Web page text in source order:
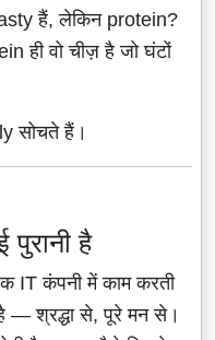
हैं, लेकिन protein?
ही वो चीज़ है जो घंटों
सोचते हैं।
है
IT कंपनी में काम करती
— श्रद्धा से, पूरे मन से।